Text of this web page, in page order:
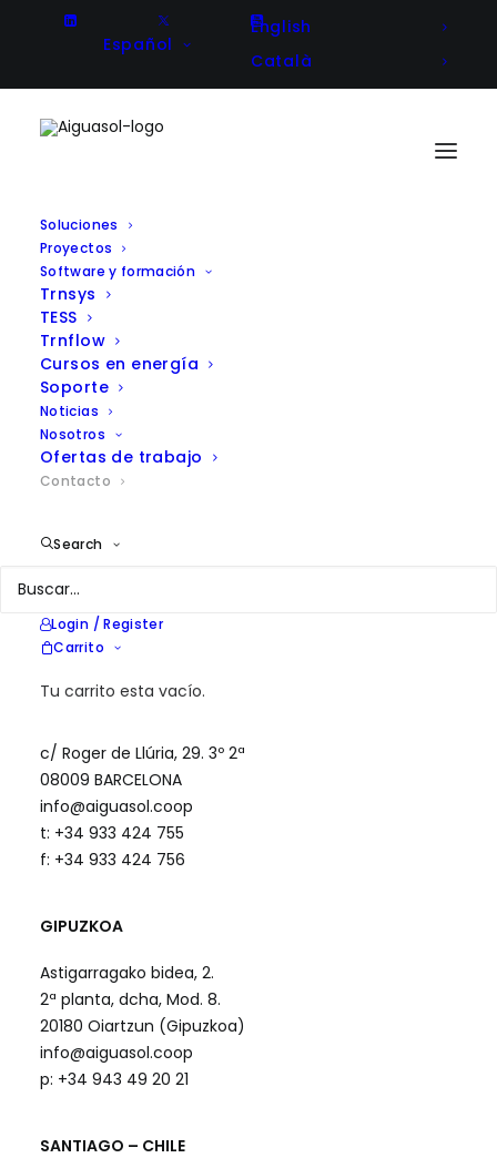
Español
English
Català
Soluciones
Proyectos
Software y formación
Trnsys
TESS
Trnflow
Cursos en energía
Soporte
Noticias
Nosotros
Ofertas de trabajo
Contacto
Search
Login / Register
Carrito
Tu carrito esta vacío.
Tengamos una
conversación.
Oficinas
c/ Roger de Llúria, 29. 3º 2ª
08009 BARCELONA
info@aiguasol.coop
t: +34 933 424 755
f: +34 933 424 756
GIPUZKOA
Astigarragako bidea, 2.
2ª planta, dcha, Mod. 8.
20180 Oiartzun (Gipuzkoa)
info@aiguasol.coop
p: +34 943 49 20 21
SANTIAGO – CHILE